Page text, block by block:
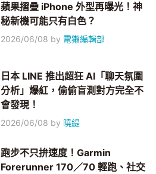
蘋果摺疊 iPhone 外型再曝光！神
秘新機可能只有白色？
2026/06/08 by 電獺編輯部
日本 LINE 推出超狂 AI「聊天氛圍
分析」爆紅，偷偷盲測對方完全不
會發現！
2026/06/08 by 曉緹
跑步不只拚速度！Garmin
Forerunner 170／70 輕跑、社交